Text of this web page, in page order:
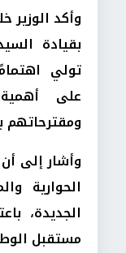
وأكد الوزير
بقيادة
تولي
على أهمية
ومقترحاتهم
وأشار إلى
الحوارية
الجديدة،
مستقبل